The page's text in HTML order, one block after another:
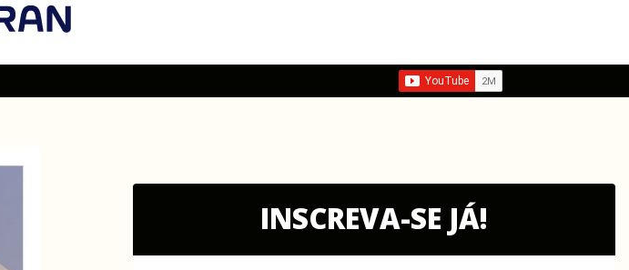
INSCREVA-SE JÁ!